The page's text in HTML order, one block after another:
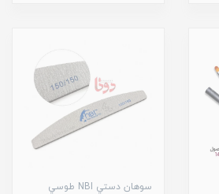
سوهان دستي NBI طوسي